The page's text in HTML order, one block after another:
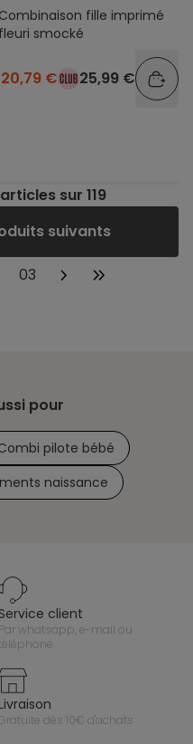
Combinaison fille imprimé
fleuri smocké
20,79 € 25,99 €
sur 119
les 56 produits suivants
03
pour
pilote bébé
naissance
service client
par whatsapp, e-mail ou
téléphone
livraison
gratuite dès 10€ d'achats